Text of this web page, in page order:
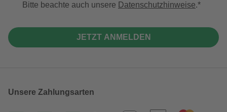
Bitte beachte auch unsere Datenschutzhinweise.
JETZT ANMELDEN
Unsere Zahlungsarten